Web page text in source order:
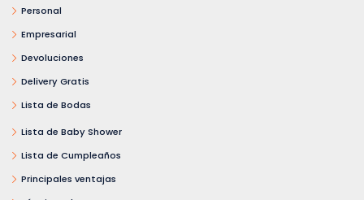
Personal
Empresarial
Devoluciones
Delivery Gratis
Lista de Bodas
Lista de Baby Shower
Lista de Cumpleaños
Principales ventajas